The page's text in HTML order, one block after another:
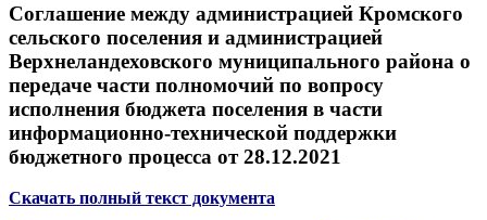
Соглашение между администрацией Кромского
сельского поселения и администрацией
Верхнеландеховского муниципального района о
передаче части полномочий по вопросу
исполнения бюджета поселения в части
информационно-технической поддержки
бюджетного процесса от 28.12.2021
Скачать полный текст документа